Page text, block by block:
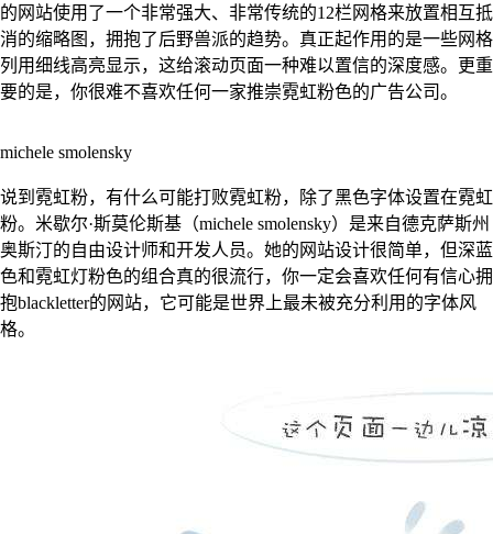
的网站使用了一个非常强大、非常传统的12栏网格来放置相互抵
消的缩略图，拥抱了后野兽派的趋势。真正起作用的是一些网格
列用细线高亮显示，这给滚动页面一种难以置信的深度感。更重
要的是，你很难不喜欢任何一家推崇霓虹粉色的广告公司。
michele smolensky
说到霓虹粉，有什么可能打败霓虹粉，除了黑色字体设置在霓虹
粉。米歇尔·斯莫伦斯基（michele smolensky）是来自德克萨斯州
奥斯汀的自由设计师和开发人员。她的网站设计很简单，但深蓝
色和霓虹灯粉色的组合真的很流行，你一定会喜欢任何有信心拥
抱blackletter的网站，它可能是世界上最未被充分利用的字体风
格。